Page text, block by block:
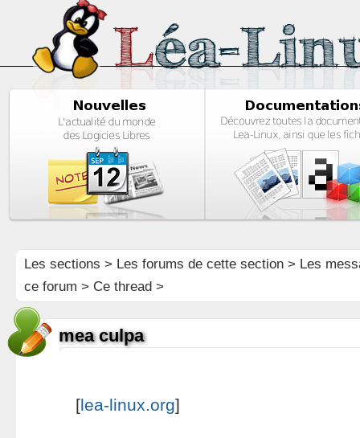
Les sections > Les forums de cette section> Les
ce forum > Ce thread >
mea culpa
[lea-linux.org]